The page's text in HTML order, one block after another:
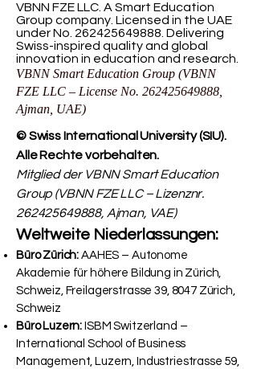
VBNN FZE LLC. A Smart Education
Group company. Licensed in the UAE
under No. 262425649888. Delivering
Swiss-inspired quality and global
innovation in education and research.
VBNN Smart Education Group (VBNN
FZE LLC – License No. 262425649888
Ajman, UAE)
© Swiss International University (SIU).
Alle Rechte vorbehalten.
Mitglied der VBNN Smart Education
Group (VBNN FZE LLC – Lizenznr.
262425649888, Ajman, VAE)
Weltweite Niederlassungen:
Büro Zürich: AAHES – Autonome
Akademie für höhere Bildung in Zürich,
Schweiz, Freilagerstrasse 39, 8047 Zürich,
Schweiz
Büro Luzern: ISBM Switzerland –
International School of Business
Management, Luzern, Industriestrasse 59,